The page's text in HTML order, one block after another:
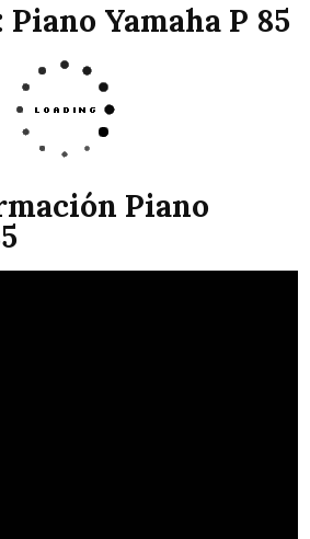
Yamaha P 85
Piano